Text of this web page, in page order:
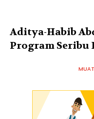
Aditya-Habib
Program Seribu